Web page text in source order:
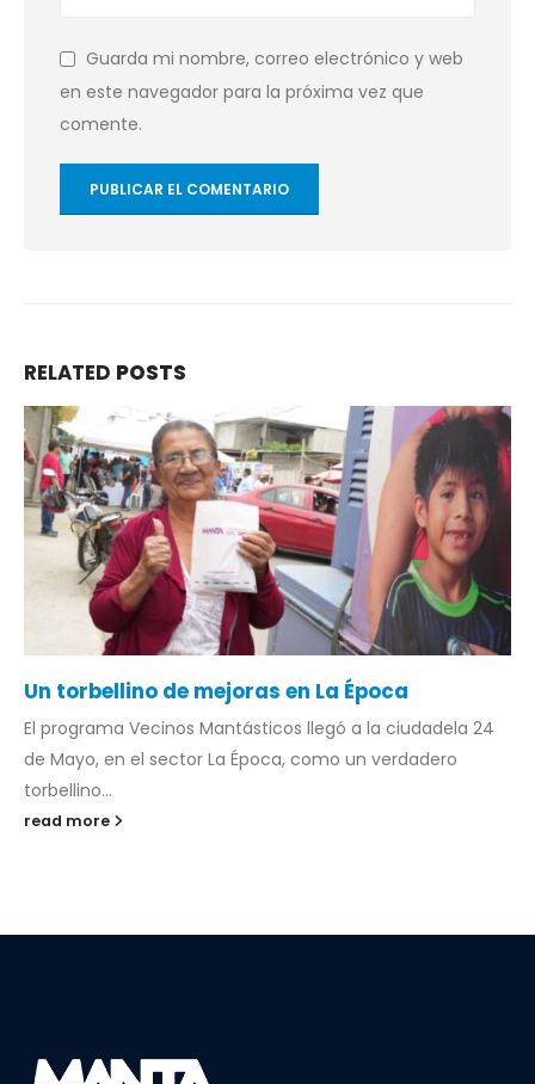
Guarda mi nombre, correo electrónico y web
en este navegador para la próxima vez que
comente.
RELATED POSTS
Un torbellino de mejoras en La Época
El programa Vecinos Mantásticos llegó a la ciudadela 24
de Mayo, en el sector La Época, como un verdadero
torbellino...
read more